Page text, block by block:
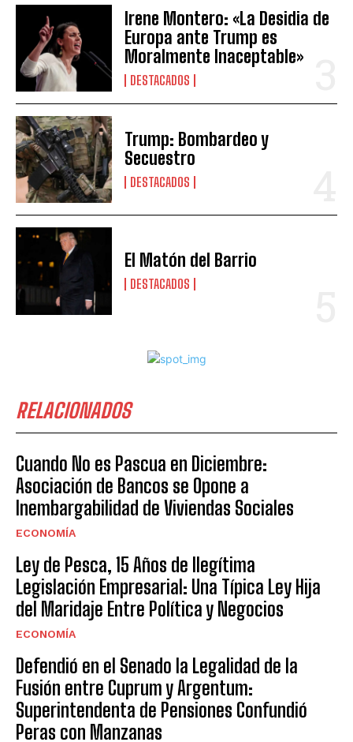
Irene Montero: «La Desidia de
Europa ante Trump es
Moralmente Inaceptable»
DESTACADOS
Trump: Bombardeo y
Secuestro
DESTACADOS
El Matón del Barrio
DESTACADOS
RELACIONADOS
Cuando No es Pascua en Diciembre:
Asociación de Bancos se Opone a
Inembargabilidad de Viviendas Sociales
ECONOMÍA
Ley de Pesca, 15 Años de Ilegítima
Legislación Empresarial: Una Típica Ley Hija
del Maridaje Entre Política y Negocios
ECONOMÍA
Defendió en el Senado la Legalidad de la
Fusión entre Cuprum y Argentum:
Superintendenta de Pensiones Confundió
Peras con Manzanas